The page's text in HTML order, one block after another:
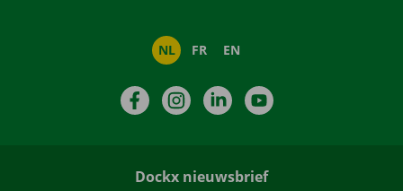
NL FR EN
FacebookInstagramLinkedIn
Dockx nieuwsbrief